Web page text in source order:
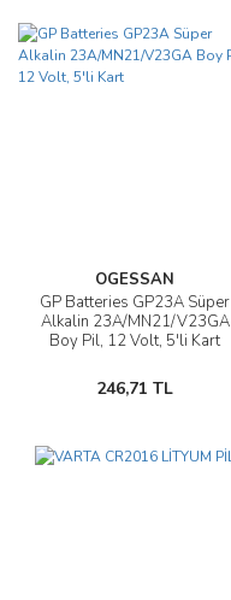
OGESSAN
GP Batteries GP23A Süper
Alkalin 23A/MN21/V23GA
Boy Pil, 12 Volt, 5'li Kart
246,71 TL